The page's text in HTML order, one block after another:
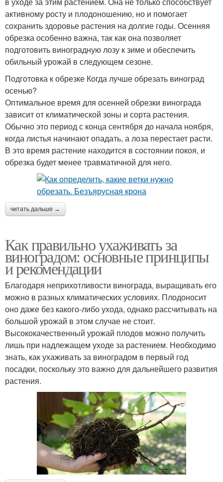
активному росту и плодоношению, но и помогает
сохранить здоровье растения на долгие годы. Осенняя
обрезка особенно важна, так как она позволяет
подготовить виноградную лозу к зиме и обеспечить
обильный урожай в следующем сезоне.
Подготовка к обрезке Когда лучше обрезать виноград
осенью?
Оптимальное время для осенней обрезки винограда
зависит от климатической зоны и сорта растения.
Обычно это период с конца сентября до начала ноября,
когда листья начинают опадать, а лоза перестает расти.
В это время растение находится в состоянии покоя, и
обрезка будет менее травматичной для него.
читать дальше →
Как правильно ухаживать за
виноградом: основные принципы
и рекомендации
Благодаря неприхотливости винограда, выращивать его
можно в разных климатических условиях. Плодоносит
оно даже без какого-либо ухода, однако рассчитывать на
большой урожай в этом случае не стоит.
Высококачественный урожай плодов можно получить
лишь при надлежащем уходе за растением. Необходимо
знать, как ухаживать за виноградом в первый год
посадки, поскольку это важно для дальнейшего развития
растения.